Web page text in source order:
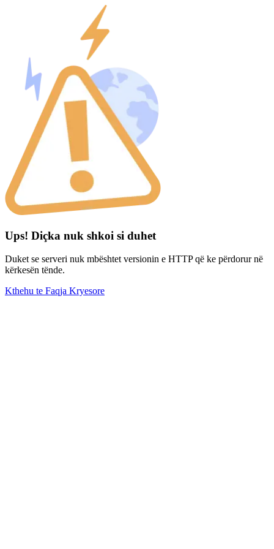
Ups! Diçka nuk shkoi si duhet
Duket se serveri nuk mbështet versionin e HTTP që ke përdorur në
kërkesën tënde.
Kthehu te Faqja Kryesore